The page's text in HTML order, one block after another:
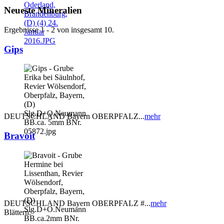
Neueste Mineralien
Ergebnisse 1 - 2 von insgesamt 10.
Gips
DEUTSCHLAND Bayern OBERPFALZ...mehr
Bravoit
DEUTSCHLAND Bayern OBERPFALZ #...mehr
Blättern: